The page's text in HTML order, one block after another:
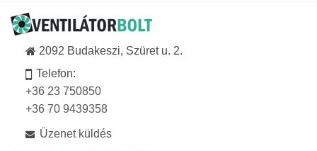
2092 Budakeszi, Szüret u. 2.
Telefon:
+36 23 750850
+36 70 9439358
Üzenet küldés